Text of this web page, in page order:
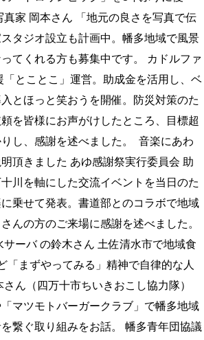
家 岡本さん 「地元の良さを写真で伝
タジオ設立も計画中。幡多地域で風景
てくれる方も募集中です。 カドルファ
「とことこ」運営。助成金を活用し、ベ
とほっと笑おうを開催。防災対策のた
を皆様にお声がけしたところ、目標超
し、感謝を述べました。 音楽にあわ
頂きました あゆ感謝祭実行委員会 助
川を軸にした交流イベントを当日のた
乗せて発表。書道部とのコラボで地域
んの方のご来場に感謝を述べました。
ーバ の鈴木さん 土佐清水市で地域食
「まずやってみる」精神で自律的な人
ん（四万十市ちいきおこし協力隊）
マツモトバーガークラブ」で幡多地域
繋ぐ取り組みをお話。 幡多青年団協議